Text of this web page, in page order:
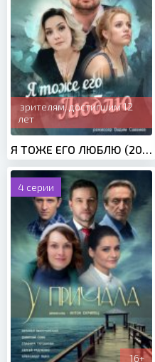
зрителям, достигшим 12
лет
Я ТОЖЕ ЕГО ЛЮБЛЮ (2019)
4 серии
16+